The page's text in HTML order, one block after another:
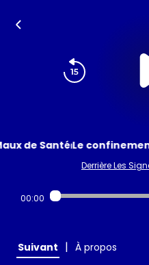
de Santé⏐Le
Derrière Les
00:00
Suivant | À propos